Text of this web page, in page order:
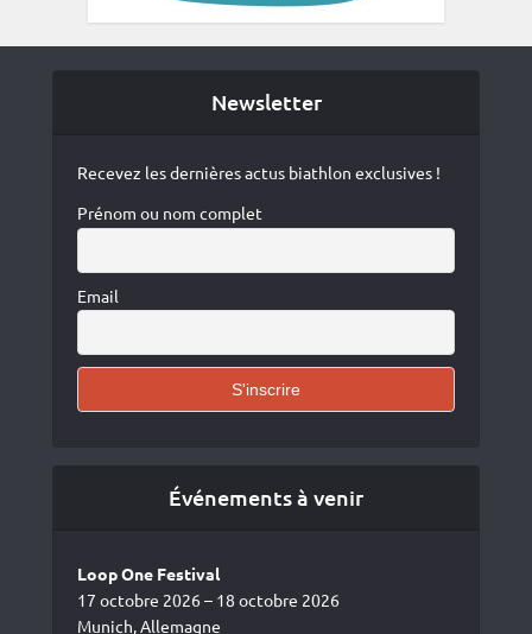
Newsletter
Recevez les dernières actus biathlon exclusives !
Prénom ou nom complet
Email
Événements à venir
Loop One Festival
17 octobre 2026 – 18 octobre 2026
Munich, Allemagne